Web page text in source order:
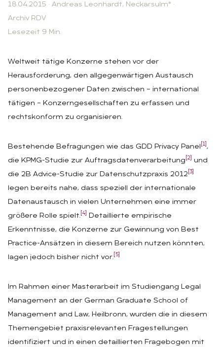
18.04.2015 · Andreas Leonhardt, Neckarsulm* ·
Archiv RDV
Lesezeit 9 Min.
Weltweit tätige Konzerne stehen vor der
Herausforderung, den allgegenwärtigen Austausch
personenbezogener Daten zwischen – international
tätigen – Konzerngesellschaften zu erfassen und
rechtskonform zu organisieren.
Bestehende Befragungen wie das GDD Privacy Panel [1] ,
die KPMG-Studie zur Auftragsdatenverarbeitung [2]
und
die 2B Advice-Studie zur Datenschutzpraxis 2012 [3]
legen bereits nahe, dass speziell der internationale
Datenaustausch in vielen Unternehmen eine immer
größere Rolle spielt. [4]
Detaillierte empirische
Erkenntnisse, die Konzerne zur Gewinnung von Best
Practice-Ansätzen in diesem Bereich nutzen könnten,
lagen jedoch bisher nicht vor. [5]
Im Rahmen einer Masterarbeit im Studiengang Legal
Management an der German Graduate School of
Management and Law, Heilbronn, wurden die in diesem
Themengebiet praxisrelevanten Fragestellungen
identifiziert und in einen detaillierten Fragebogen mit